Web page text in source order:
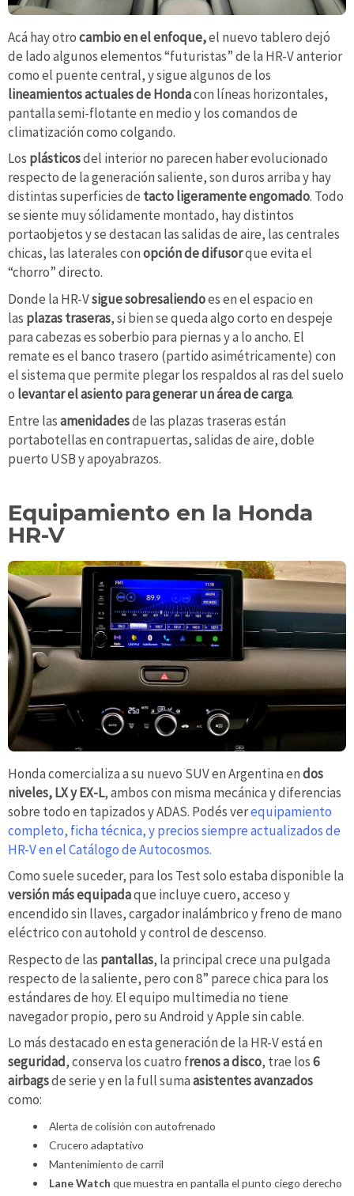
Acá hay otrocambio en el enfoque,el nuevo tablero dejó
de lado algunos elementos “futuristas” de la HR-V anterior
como el puente central, y sigue algunos de los
lineamientos actuales de Hondacon líneas horizontales,
pantalla semi-flotante en medio y los comandos de
climatización como colgando.
Los plásticosdel interior no parecen haber evolucionado
respecto de la generación saliente, son duros arriba y hay
distintas superficies de tacto ligeramente engomado. Todo
se siente muy sólidamente montado, hay distintos
portaobjetos y se destacan las salidas de aire, las centrales
chicas, las laterales conopción de difusorque evita el
“chorro” directo.
Donde la HR-Vsigue sobresaliendoes en el espacio en
las plazas traseras, si bien se queda algo corto en despeje
para cabezas es soberbio para piernas y a lo ancho. El
remate es el banco trasero (partido asimétricamente) con
el sistema que permite plegar los respaldos al ras del suelo
o levantar el asiento para generar un área de carga.
Entre lasamenidadesde las plazas traseras están
portabotellas en contrapuertas, salidas de aire, doble
puerto USB y apoyabrazos.
Equipamiento en la Honda
HR-V
Honda comercializa a su nuevo SUV en Argentina endos
niveles, LX y EX-L, ambos con misma mecánica y diferencias
sobre todo en tapizados y ADAS. Podés verequipamiento
completo, ficha técnica, y precios siempre actualizados de
HR-V en el Catálogo de Autocosmos.
Como suele suceder, para los Test solo estaba disponible la
versión más equipadaque incluye cuero, acceso y
encendido sin llaves, cargador inalámbrico y freno de mano
eléctrico con autohold y control de descenso.
Respecto de las pantallas, la principal crece una pulgada
respecto de la saliente, pero con 8” parece chica para los
estándares de hoy. El equipo multimedia no tiene
navegador propio, pero su Android y Apple sin cable.
Lo más destacado en esta generación de la HR-V está en
seguridad, conserva los cuatro frenos a disco, trae los6
airbagsde serie y en la full sumaasistentes avanzados
como:
Alerta de colisión con autofrenado
Crucero adaptativo
Mantenimiento de carril
Lane Watch que muestra en pantalla el punto ciego derecho